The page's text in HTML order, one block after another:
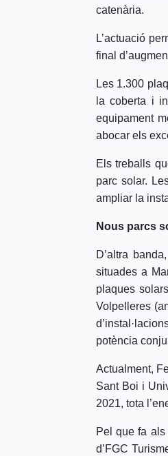
catenària.
L’actuació
final
Les 1.300
la coberta i
equipament
abocar els
Els treballs
parc solar.
ampliar la
Nous parcs
D’altra
situades a
plaques
Volpelleres
potència
Actualment,
Sant Boi i
2021, tota
Pel que fa
d’FGC